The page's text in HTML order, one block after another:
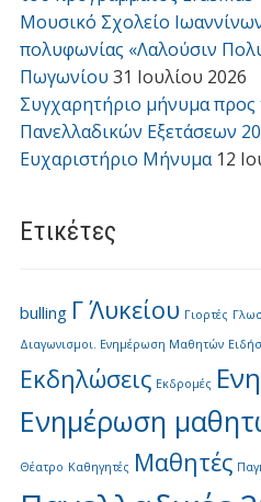
Μουσικό Σχολείο
πολυφωνίας «Λαλούσιν
Πωγωνίου 31 Ιουλίου 2026
Συγχαρητήριο μήνυμα προς
Πανελλαδικών Εξετάσεων
Ευχαριστήριο Μήνυμα 12
Ετικέτες
bulling Γ΄ Λυκείου Γιορτές
Διαγωνισμοι. Ενημέρωση Μαθητών
Εκδηλώσεις Εκδρομές
Ενημέρωση
Θέατρο Καθηγητές Μαθητές